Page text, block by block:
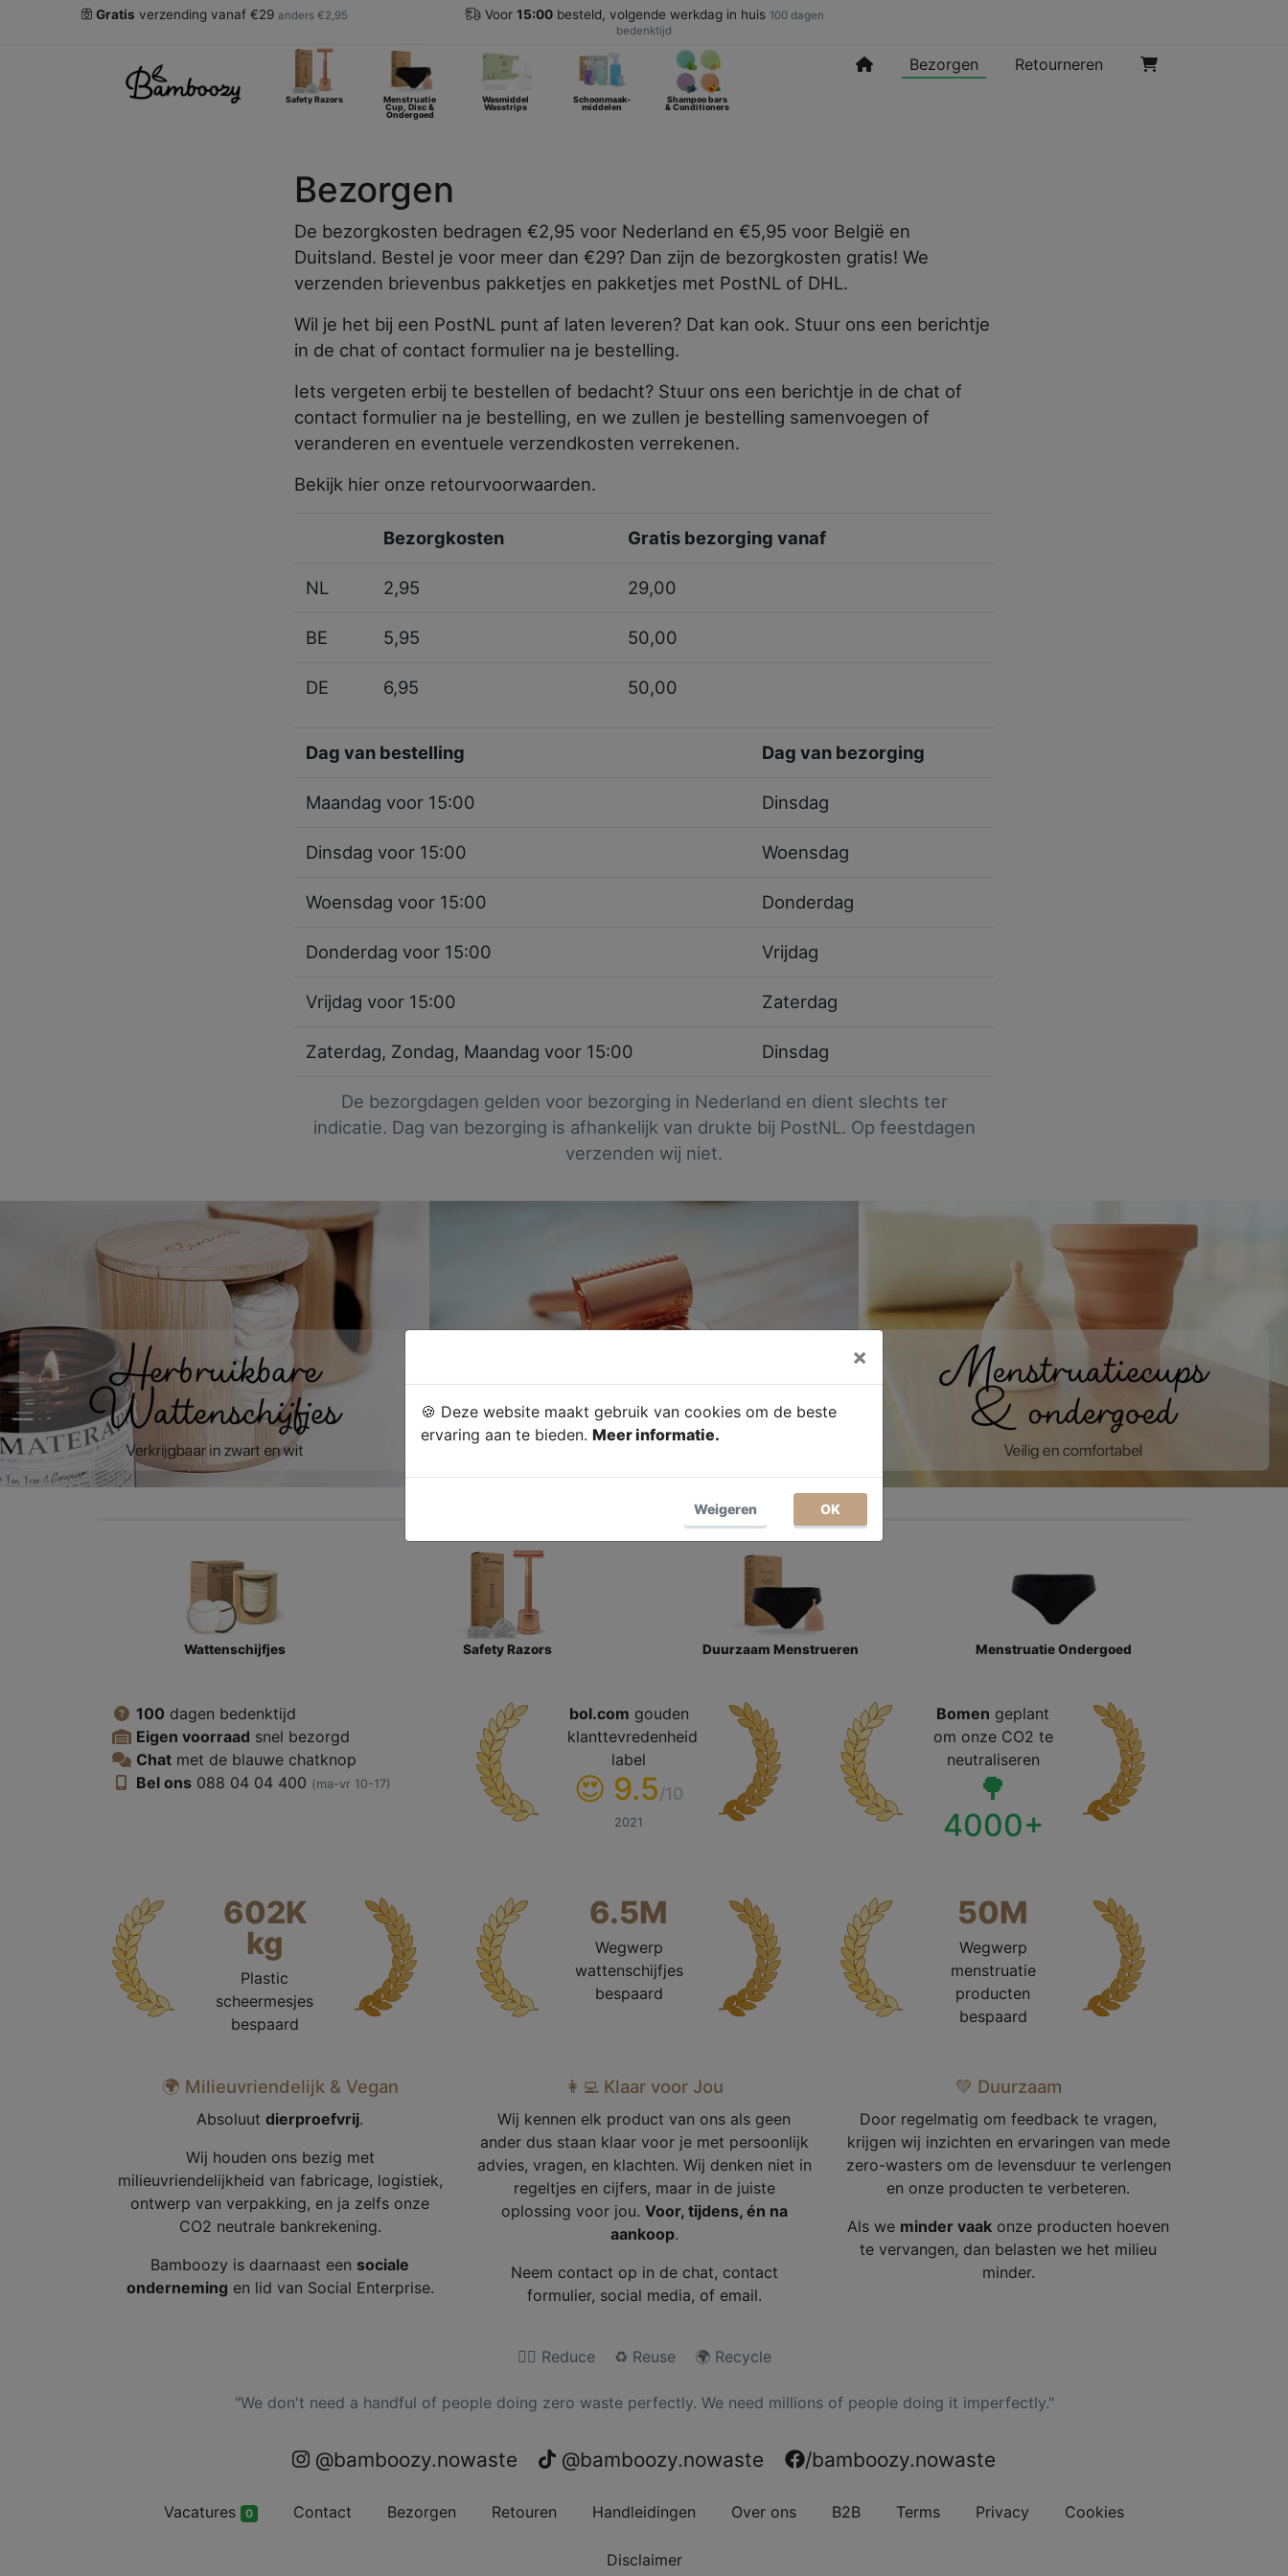
Gratis verzending vanaf €29 anders €2,95 Voor 15:00besteld, volgende werkdag in huis 100 dagen
bedenktijd
Safety Razors Menstruatie
Cup, Disc &
Ondergoed
Wasmiddel
Wasstrips
Schoonmaak-
middelen
Shampoo bars
& Conditioners
Bezorgen Retourneren
Bezorgen
De bezorgkosten bedragen €2,95 voor Nederland en €5,95 voor België en
Duitsland. Bestel je voor meer dan €29? Dan zijn de bezorgkosten gratis! We
verzenden brievenbus pakketjes en pakketjes met PostNL of DHL.
Wil je het bij een PostNL punt af laten leveren? Dat kan ook. Stuur ons een berichtje
in de chat of contact formulier na je bestelling.
Iets vergeten erbij te bestellen of bedacht? Stuur ons een berichtje in de chat of
contact formulier na je bestelling, en we zullen je bestelling samenvoegen of
veranderen en eventuele verzendkosten verrekenen.
Bekijk hier onze retourvoorwaarden.
Bezorgkosten Gratis bezorging vanaf
NL 2,95 29,00
BE 5,95 50,00
DE 6,95 50,00
Dag van bestelling Dag van bezorging
Maandag voor 15:00 Dinsdag
Dinsdag voor 15:00 Woensdag
Woensdag voor 15:00 Donderdag
Donderdag voor 15:00 Vrijdag
Vrijdag voor 15:00 Zaterdag
Zaterdag, Zondag, Maandag voor 15:00 Dinsdag
De bezorgdagen gelden voor bezorging in Nederland en dient slechts ter
indicatie. Dag van bezorging is afhankelijk van drukte bij PostNL. Op feestdagen
verzenden wij niet.
Wattenschijfjes Safety Razors Duurzaam Menstrueren Menstruatie Ondergoed
100 dagen bedenktijd
Eigen voorraad snel bezorgd
Chat met de blauwe chatknop
Bel ons 088 04 04 400‬ (ma-vr 10-17)
bol.com gouden
klanttevredenheid
label
😍 9.5/10
2021
Bomen geplant
om onze CO2 te
neutraliseren
🌳
4000+
602K
kg
Plastic
scheermesjes
bespaard
6.5M
Wegwerp
wattenschijfjes
bespaard
50M
Wegwerp
menstruatie
producten
bespaard
🌍 Milieuvriendelijk & Vegan
Absoluut dierproefvrij.
Wij houden ons bezig met
milieuvriendelijkheid van fabricage, logistiek,
ontwerp van verpakking, en ja zelfs onze
CO2 neutrale bankrekening.
Bamboozy is daarnaast een sociale
onderneming en lid van Social Enterprise.
👩‍💻 Klaar voor Jou
Wij kennen elk product van ons als geen
ander dus staan klaar voor je met persoonlijk
advies, vragen, en klachten. Wij denken niet in
regeltjes en cijfers, maar in de juiste
oplossing voor jou. Voor, tijdens, én na
aankoop.
Neem contact op in de chat, contact
formulier, social media, of email.
💚 Duurzaam
Door regelmatig om feedback te vragen,
krijgen wij inzichten en ervaringen van mede
zero-wasters om de levensduur te verlengen
en onze producten te verbeteren.
Als we minder vaak onze producten hoeven
te vervangen, dan belasten we het milieu
minder.
🙅‍♀️ Reduce ♻️ Reuse 🌍 Recycle
"We don't need a handful of people doing zero waste perfectly. We need millions of people doing it imperfectly."
@bamboozy.nowaste @bamboozy.nowaste /bamboozy.nowaste
Vacatures 0 Contact Bezorgen Retouren Handleidingen Over ons B2B Terms Privacy Cookies
Disclaimer
×
🍪 Deze website maakt gebruik van cookies om de beste
ervaring aan te bieden. Meer informatie.
Weigeren OK